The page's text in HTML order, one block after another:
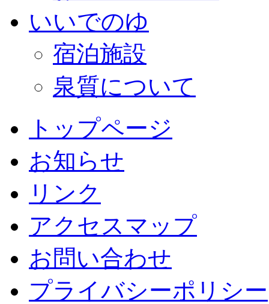
いいでのゆ
宿泊施設
泉質について
トップページ
お知らせ
リンク
アクセスマップ
お問い合わせ
プライバシーポリシー